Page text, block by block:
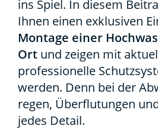
ins Spiel. In die­sem
Ihnen einen exklu­si­ven
Mon­ta­ge einer
Ort und zei­gen mit
pro­fes­sio­nel­le
wer­den. Denn bei der
re­gen, Über­flu­tun­gen
jedes Detail.